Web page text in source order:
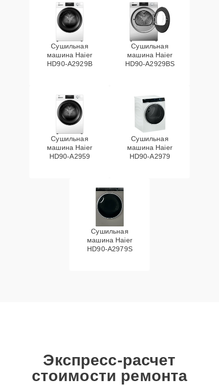
Сушильная
машина Haier
HD90-A2929B
Сушильная
машина Haier
HD90-A2929BS
Сушильная
машина Haier
HD90-A2959
Сушильная
машина Haier
HD90-A2979
Сушильная
машина Haier
HD90-A2979S
Экспресс-расчет
стоимости ремонта